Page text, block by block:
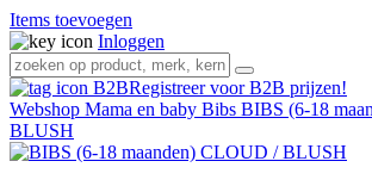
Items toevoegen
Inloggen
Registreer voor B2B prijzen!
Webshop Mama en baby Bibs BIBS (6-18
BLUSH